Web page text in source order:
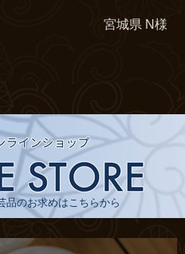
宮城県 N様
品のお求めはこちらから